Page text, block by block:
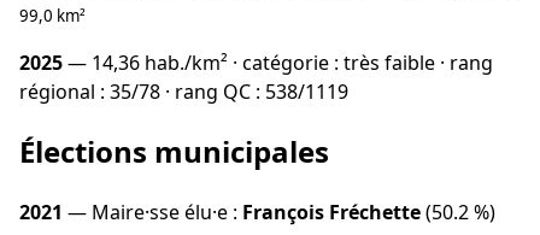
99,0 km²
2025— 14,36 hab./km² · catégorie : très faible · rang
régional : 35/78 · rang QC : 538/1119
Élections municipales
2021 — Maire·sse élu·e : François Fréchette(50.2 %)